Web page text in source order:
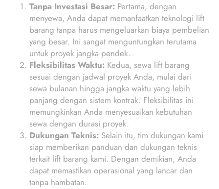
Tanpa Investasi Besar: Pertama, dengan
menyewa, Anda dapat memanfaatkan teknologi lift
barang tanpa harus mengeluarkan biaya pembelian
yang besar. Ini sangat menguntungkan terutama
untuk proyek jangka pendek.
Fleksibilitas Waktu: Kedua, sewa lift barang
sesuai dengan jadwal proyek Anda, mulai dari
sewa bulanan hingga jangka waktu yang lebih
panjang dengan sistem kontrak. Fleksibilitas ini
memungkinkan Anda menyesuaikan kebutuhan
sewa dengan durasi proyek.
Dukungan Teknis: Selain itu, tim dukungan kami
siap memberikan panduan dan dukungan teknis
terkait lift barang kami. Dengan demikian, Anda
dapat memastikan operasional yang lancar dan
tanpa hambatan.